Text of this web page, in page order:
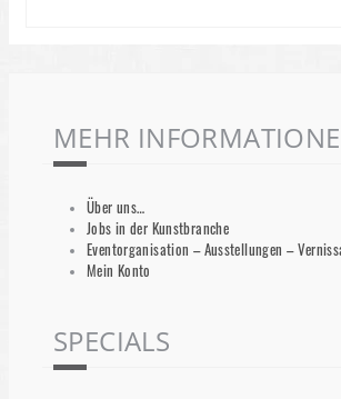
MEHR
Über uns…
Jobs in der Kunstbranche
Eventorganisation – Ausstellungen –
Mein Konto
SPECIALS